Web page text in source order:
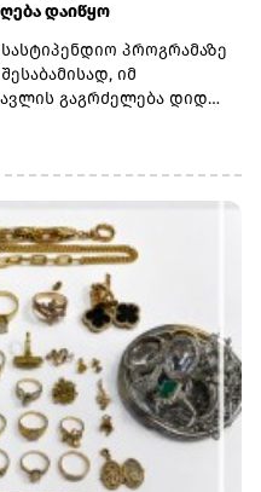
დაიწყო
სასტიპენდიო პროგრამაზე
იმ
გაგრძელება დიდ
ბანკის სტიპენდიატები
სრული
საქართველოს ბანკის
სამაგისტრო
დაკავშირებულ ყველა
უკვე
30-ზე მეტი
კი ყოველწლიურად
ბანკი უკვე 10
პროგრამის
მიერ
პროგრამების
მისაღებად ეწვიეთ